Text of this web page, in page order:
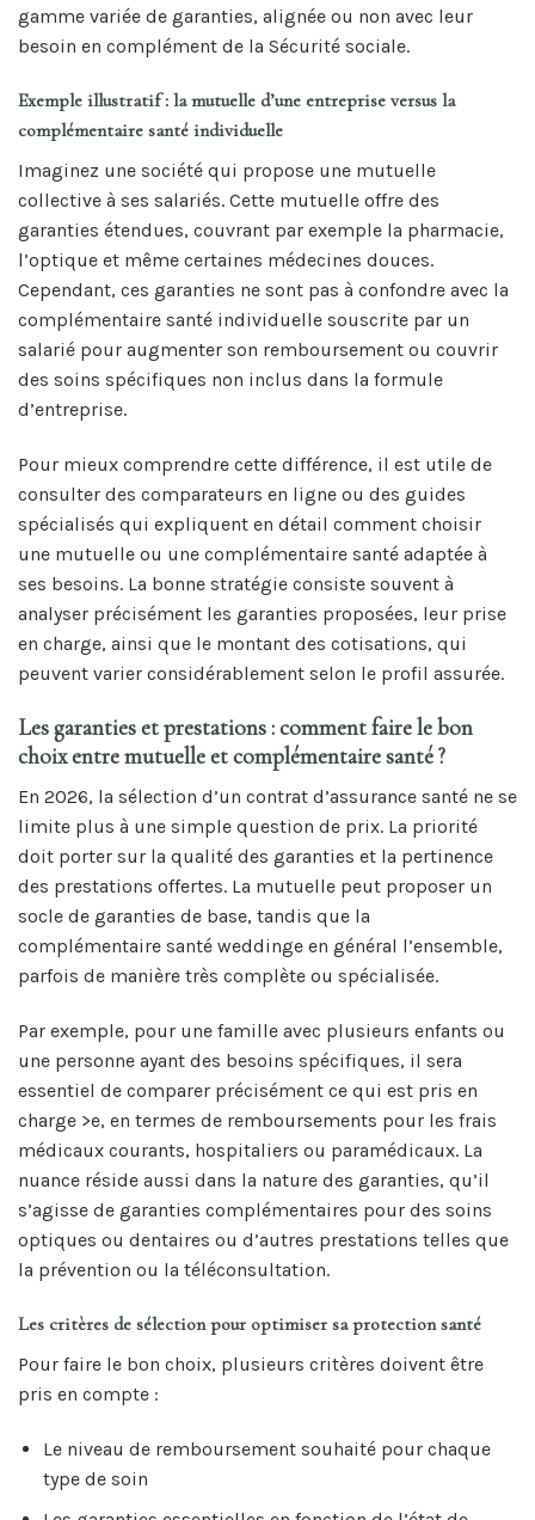
gamme variée de garanties, alignée ou non avec leur
besoin en complément de la Sécurité sociale.
Exemple illustratif : la mutuelle d’une entreprise versus la
complémentaire santé individuelle
Imaginez une société qui propose une mutuelle
collective à ses salariés. Cette mutuelle offre des
garanties étendues, couvrant par exemple la pharmacie,
l’optique et même certaines médecines douces.
Cependant, ces garanties ne sont pas à confondre avec la
complémentaire santé individuelle souscrite par un
salarié pour augmenter son remboursement ou couvrir
des soins spécifiques non inclus dans la formule
d’entreprise.
Pour mieux comprendre cette différence, il est utile de
consulter des comparateurs en ligne ou des guides
spécialisés qui expliquent en détail comment choisir
une mutuelle ou une complémentaire santé adaptée à
ses besoins. La bonne stratégie consiste souvent à
analyser précisément les garanties proposées, leur prise
en charge, ainsi que le montant des cotisations, qui
peuvent varier considérablement selon le profil assurée.
Les garanties et prestations : comment faire le bon
choix entre mutuelle et complémentaire santé ?
En 2026, la sélection d’un contrat d’assurance santé ne se
limite plus à une simple question de prix. La priorité
doit porter sur la qualité des garanties et la pertinence
des prestations offertes. La mutuelle peut proposer un
socle de garanties de base, tandis que la
complémentaire santé weddinge en général l’ensemble,
parfois de manière très complète ou spécialisée.
Par exemple, pour une famille avec plusieurs enfants ou
une personne ayant des besoins spécifiques, il sera
essentiel de comparer précisément ce qui est pris en
charge >e, en termes de remboursements pour les frais
médicaux courants, hospitaliers ou paramédicaux. La
nuance réside aussi dans la nature des garanties, qu’il
s’agisse de garanties complémentaires pour des soins
optiques ou dentaires ou d’autres prestations telles que
la prévention ou la téléconsultation.
Les critères de sélection pour optimiser sa protection santé
Pour faire le bon choix, plusieurs critères doivent être
pris en compte :
Le niveau de remboursement souhaité pour chaque
type de soin